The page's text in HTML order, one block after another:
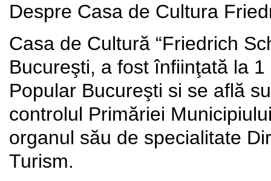
Despre Casa de Cultura
Casa de Cultură “Friedrich
Bucureşti, a fost înfiinţată la
Popular Bucureşti si se află
controlul Primăriei
organul său de specialitate
Turism.